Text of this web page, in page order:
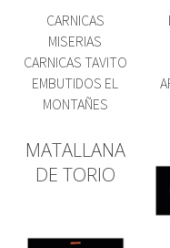
CARNICAS
MISERIAS
CARNICAS TAVITO
EMBUTIDOS EL
MONTAÑES
MATALLANA
DE TORIO